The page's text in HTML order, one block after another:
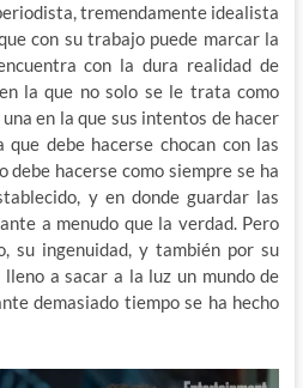
tremendamente idealista
con su trabajo puede marcar la
con la dura realidad de
la que no solo se le trata como
en la que sus intentos de hacer
debe hacerse chocan con las
debe hacerse como siempre se ha
y en donde guardar las
a menudo que la verdad. Pero
su ingenuidad, y también por su
a sacar a la luz un mundo de
demasiado tiempo se ha hecho